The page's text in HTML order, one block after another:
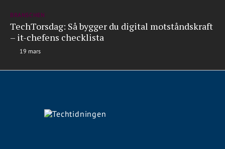
BRANSCHEN
TechTorsdag: Så bygger du digital motståndskraft
– it-chefens checklista
19 mars